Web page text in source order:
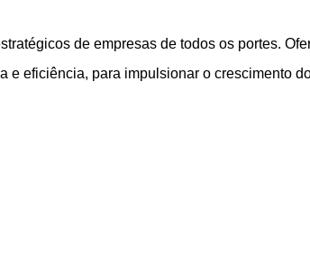
de empresas de todos os portes.
e eficiência, para impulsionar o crescimento